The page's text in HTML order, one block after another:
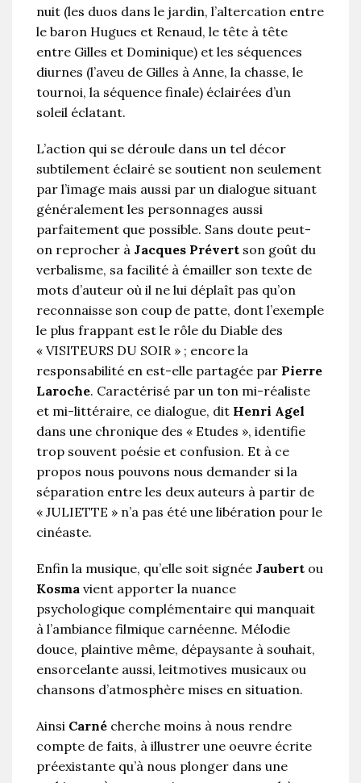
nuit (les duos dans le jardin, l’altercation entre
le baron Hugues et Renaud, le tête à tête
entre Gilles et Dominique) et les séquences
diurnes (l’aveu de Gilles à Anne, la chasse, le
tournoi, la séquence finale) éclairées d’un
soleil éclatant.
L’action qui se déroule dans un tel décor
subtilement éclairé se soutient non seulement
par l’image mais aussi par un dialogue situant
généralement les personnages aussi
parfaitement que possible. Sans doute peut-
on reprocher à Jacques Prévert son goût du
verbalisme, sa facilité à émailler son texte de
mots d’auteur où il ne lui déplaît pas qu’on
reconnaisse son coup de patte, dont l’exemple
le plus frappant est le rôle du Diable des
« VISITEURS DU SOIR » ; encore la
responsabilité en est-elle partagée par Pierre
Laroche. Caractérisé par un ton mi-réaliste
et mi-littéraire, ce dialogue, dit Henri Agel
dans une chronique des « Etudes », identifie
trop souvent poésie et confusion. Et à ce
propos nous pouvons nous demander si la
séparation entre les deux auteurs à partir de
« JULIETTE » n’a pas été une libération pour le
cinéaste.
Enfin la musique, qu’elle soit signée Jaubert ou
Kosma vient apporter la nuance
psychologique complémentaire qui manquait
à l’ambiance filmique carnéenne. Mélodie
douce, plaintive même, dépaysante à souhait,
ensorcelante aussi, leitmotives musicaux ou
chansons d’atmosphère mises en situation.
Ainsi Carné cherche moins à nous rendre
compte de faits, à illustrer une oeuvre écrite
préexistante qu’à nous plonger dans une